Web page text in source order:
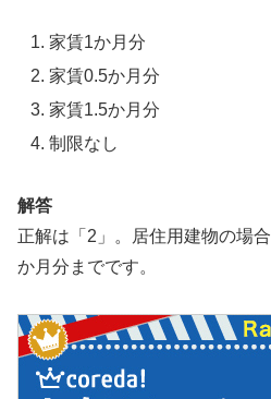
家賃1か月分
家賃0.5か月分
家賃1.5か月分
制限なし
解答
正解は「2」。居住用建物の場
か月分までです。